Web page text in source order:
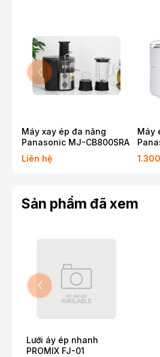
Máy xay ép đa năng
Panasonic MJ-CB800SRA
Liên hệ
Máy
Sản phẩm đã xem
Lưới áy ép nhanh
PROMIX FJ-01